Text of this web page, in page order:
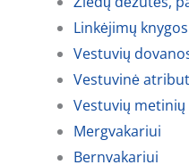
Linkėjimų knygos
Vestuvių
Vestuvinė
Vestuvių
Mergvakariui
Bernvakariui